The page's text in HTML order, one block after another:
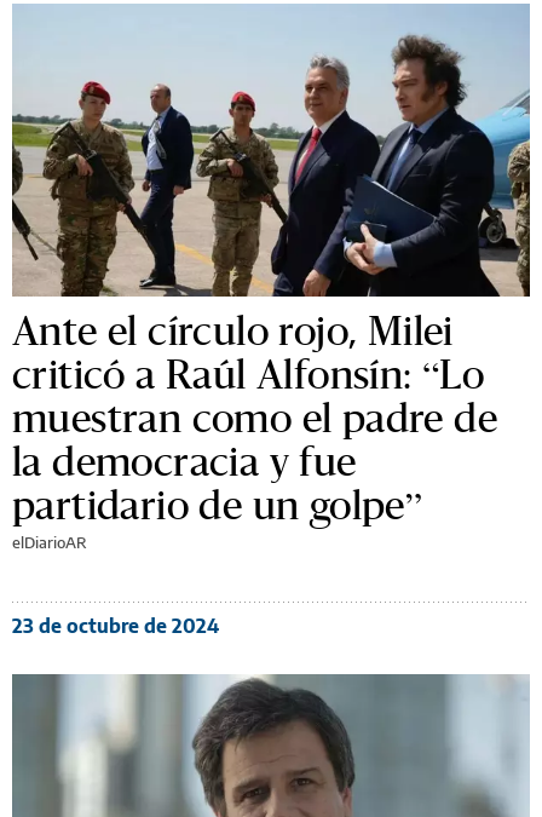
Ante el círculo rojo, Milei
criticó a Raúl Alfonsín: “Lo
muestran como el padre de
la democracia y fue
partidario de un golpe”
elDiarioAR
23 de octubre de 2024